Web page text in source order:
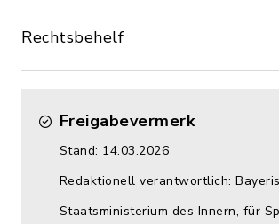
Rechtsbehelf
Freigabevermerk
Stand: 14.03.2026
Redaktionell verantwortlich:
Staatsministerium des Innern, für